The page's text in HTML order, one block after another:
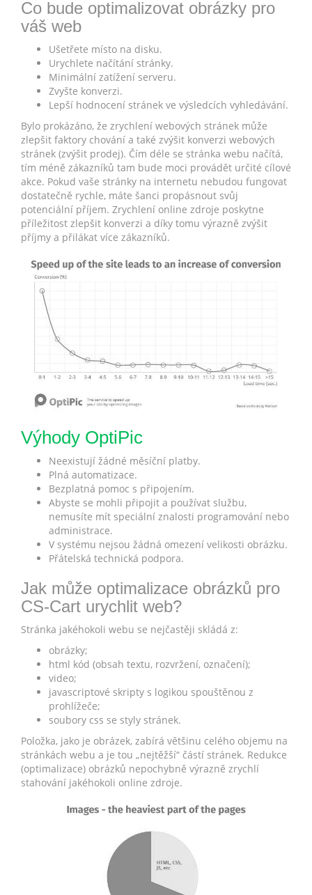
Co bude optimalizovat obrázky pro
váš web
Ušetřete místo na disku.
Urychlete načítání stránky.
Minimální zatížení serveru.
Zvyšte konverzi.
Lepší hodnocení stránek ve výsledcích vyhledávání.
Bylo prokázáno, že zrychlení webových stránek může
zlepšit faktory chování a také zvýšit konverzi webových
stránek (zvýšit prodej). Čím déle se stránka webu načítá,
tím méně zákazníků tam bude moci provádět určité cílové
akce. Pokud vaše stránky na internetu nebudou fungovat
dostatečně rychle, máte šanci propásnout svůj
potenciální příjem. Zrychlení online zdroje poskytne
příležitost zlepšit konverzi a díky tomu výrazně zvýšit
příjmy a přilákat více zákazníků.
Výhody OptiPic
Neexistují žádné měsíční platby.
Plná automatizace.
Bezplatná pomoc s připojením.
Abyste se mohli připojit a používat službu,
nemusíte mít speciální znalosti programování nebo
administrace.
V systému nejsou žádná omezení velikosti obrázku.
Přátelská technická podpora.
Jak může optimalizace obrázků pro
CS-Cart urychlit web?
Stránka jakéhokoli webu se nejčastěji skládá z:
obrázky;
html kód (obsah textu, rozvržení, označení);
video;
javascriptové skripty s logikou spouštěnou z
prohlížeče;
soubory css se styly stránek.
Položka, jako je obrázek, zabírá většinu celého objemu na
stránkách webu a je tou „nejtěžší“ částí stránek. Redukce
(optimalizace) obrázků nepochybně výrazně zrychlí
stahování jakéhokoli online zdroje.